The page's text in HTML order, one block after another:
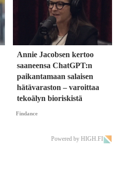
Annie Jacobsen kertoo
saaneensa ChatGPT:n
paikantamaan salaisen
hätävaraston – varoittaa
tekoälyn bioriskistä
Findance
Powered by HIGH.FI